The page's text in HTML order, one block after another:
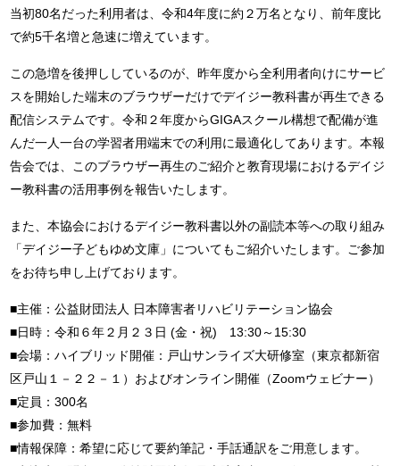
当初80名だった利用者は、令和4年度に約２万名となり、前年度比
で約5千名増と急速に増えています。
この急増を後押ししているのが、昨年度から全利用者向けにサービ
スを開始した端末のブラウザーだけでデイジー教科書が再生できる
配信システムです。令和２年度からGIGAスクール構想で配備が進
んだ一人一台の学習者用端末での利用に最適化してあります。本報
告会では、このブラウザー再生のご紹介と教育現場におけるデイジ
ー教科書の活用事例を報告いたします。
また、本協会におけるデイジー教科書以外の副読本等への取り組み
「デイジー子どもゆめ文庫」についてもご紹介いたします。ご参加
をお待ち申し上げております。
■主催：公益財団法人 日本障害者リハビリテーション協会
■日時：令和６年２月２３日 (金・祝) 13:30～15:30
■会場：ハイブリッド開催：戸山サンライズ大研修室（東京都新宿
区戸山１－２２－１）およびオンライン開催（Zoomウェビナー）
■定員：300名
■参加費：無料
■情報保障：希望に応じて要約筆記・手話通訳をご用意します。